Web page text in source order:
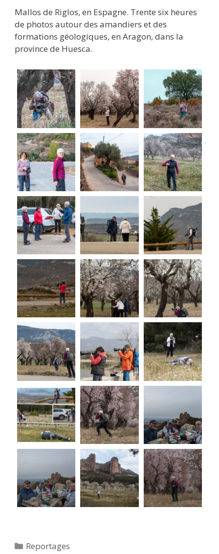
Mallos de Riglos, en Espagne. Trente six heures
de photos autour des amandiers et des
formations géologiques, en Aragon, dans la
province de Huesca.
Catégories
Reportages